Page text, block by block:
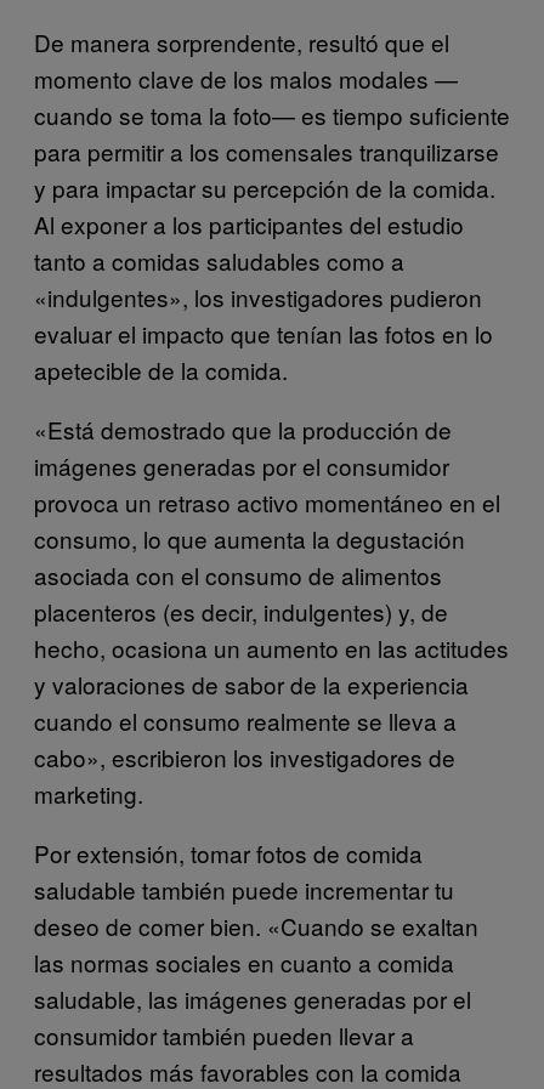
De manera sorprendente, resultó que el
momento clave de los malos modales —
cuando se toma la foto— es tiempo suficiente
para permitir a los comensales tranquilizarse
y para impactar su percepción de la comida.
Al exponer a los participantes del estudio
tanto a comidas saludables como a
«indulgentes», los investigadores pudieron
evaluar el impacto que tenían las fotos en lo
apetecible de la comida.
«Está demostrado que la producción de
imágenes generadas por el consumidor
provoca un retraso activo momentáneo en el
consumo, lo que aumenta la degustación
asociada con el consumo de alimentos
placenteros (es decir, indulgentes) y, de
hecho, ocasiona un aumento en las actitudes
y valoraciones de sabor de la experiencia
cuando el consumo realmente se lleva a
cabo», escribieron los investigadores de
marketing.
Por extensión, tomar fotos de comida
saludable también puede incrementar tu
deseo de comer bien. «Cuando se exaltan
las normas sociales en cuanto a comida
saludable, las imágenes generadas por el
consumidor también pueden llevar a
resultados más favorables con la comida